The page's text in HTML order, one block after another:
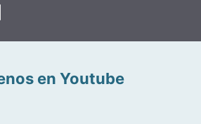
en Youtube